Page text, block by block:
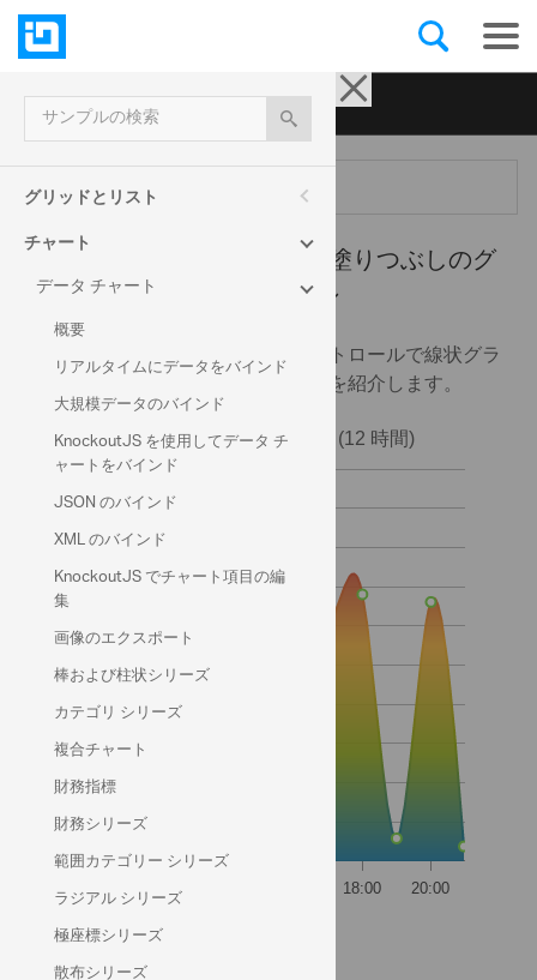
Ignite UI for jQuery| サンプル
メニュー
サンプルの検索
グリッドとリスト
チャート
データ チャート
概要
リアルタイムにデータをバインド
大規模データのバインド
KnockoutJS を使用してデータ チ
ャートをバインド
JSON のバインド
XML のバインド
KnockoutJS でチャート項目の編
集
画像のエクスポート
棒および柱状シリーズ
カテゴリ シリーズ
複合チャート
財務指標
財務シリーズ
範囲カテゴリー シリーズ
ラジアル シリーズ
極座標シリーズ
データ チャート - チャート塗りつぶしのグ
ラデーション
このサンプルでは、チャート コントロールで線状グラ
デーション カラーを使用する方法を紹介します。
天気のデータ ソース:
NOAA